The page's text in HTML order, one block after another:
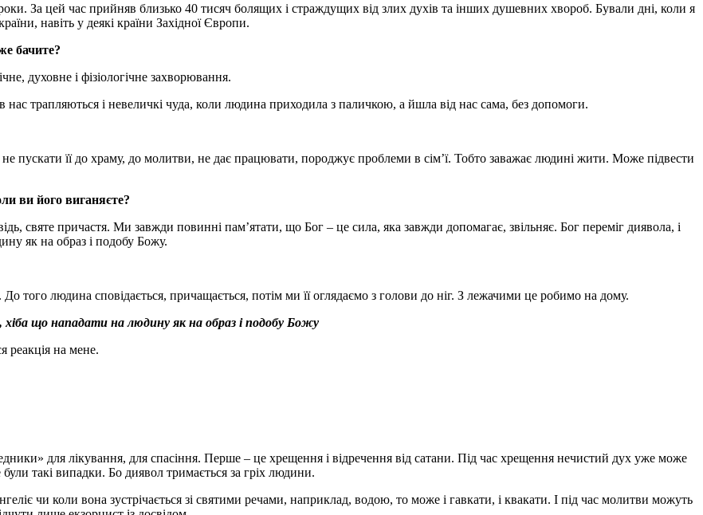
За цей час прийняв близько 40 тисяч болящих і страждущих від злих духів та інших душевних хвороб. Бували дні, коли я
навіть у деякі країни Західної Європи.
бачите?
духовне і фізіологічне захворювання.
трапляються і невеличкі чуда, коли людина приходила з паличкою, а йшла від нас сама, без допомоги.
пускати її до храму, до молитви, не дає працювати, породжує проблеми в сім’ї. Тобто заважає людині жити. Може підвести
ви його виганяєте?
святе причастя. Ми завжди повинні пам’ятати, що Бог – це сила, яка завжди допомагає, звільняє. Бог переміг диявола, і
як на образ і подобу Божу.
того людина сповідається, причащається, потім ми її оглядаємо з голови до ніг. З лежачими це робимо на дому.
хіба що нападати на людину як на образ і подобу Божу
реакція на мене.
для лікування, для спасіння. Перше – це хрещення і відречення від сатани. Під час хрещення нечистий дух уже може
такі випадки. Бо диявол тримається за гріх людини.
чи коли вона зустрічається зі святими речами, наприклад, водою, то може і гавкати, і квакати. І під час молитви можуть